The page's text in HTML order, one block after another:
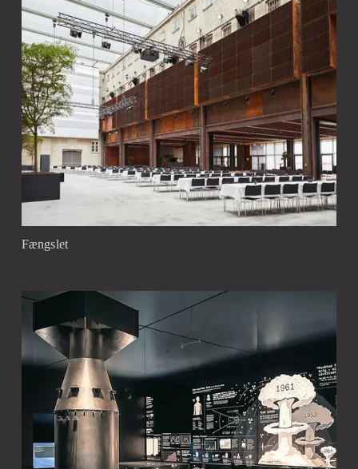
Fængslet